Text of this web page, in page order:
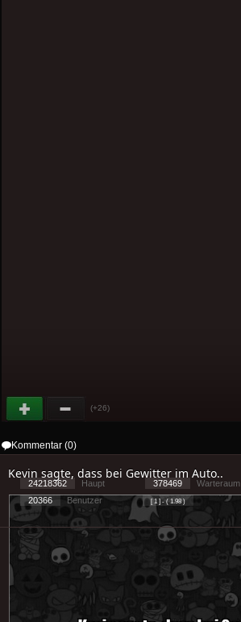
(+26)
Kommentar (0)
Kevin sagte, dass bei Gewitter im Auto..
24218362 Haupt 378469
Warteraum
20366
Benutzer [ 1 ] - ( 1.98 )